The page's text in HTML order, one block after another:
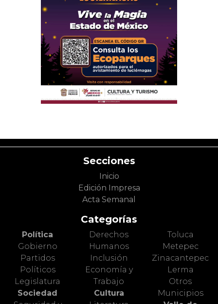
Secciones
Inicio
Edición Impresa
Acta Semanal
Categorías
Política
Gobierno
Partidos
Políticos
Legislatura
Sociedad
Derechos
Humanos
Inclusión
Economía y
Trabajo
Cultura
Toluca
Metepec
Zinacantepec
Lerma
Otros
Municipios